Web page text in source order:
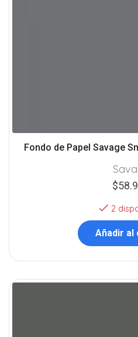
Fondo de Papel Savage
$
2
Añadir al